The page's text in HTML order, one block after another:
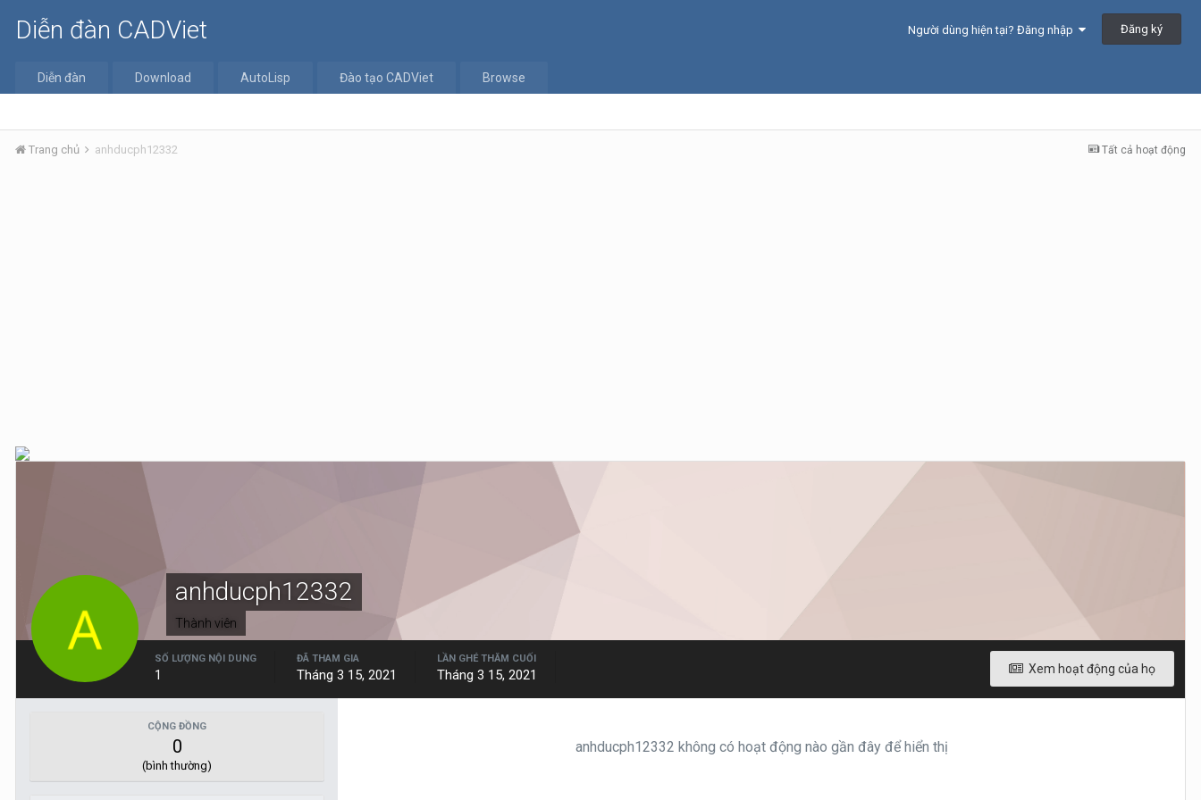
Diễn đàn CADViet Người dùng hiện tại? Đăng nhập Đăng ký
Diễn đàn Download AutoLisp Đào tạo CADViet Browse
Tất cả hoạt động
Trang chủ anhducph12332
anhducph12332
Thành viên
Xem hoạt động của họ
SỐ LƯỢNG NỘI DUNG
1
ĐÃ THAM GIA
Tháng 3 15, 2021
LẦN GHÉ THĂM CUỐI
Tháng 3 15, 2021
CỘNG ĐỒNG
0
(bình thường)
anhducph12332 không có hoạt động nào gần đây để hiển thị